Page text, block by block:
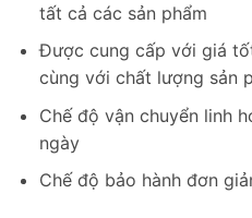
tất cả các sản phẩm
Được cung cấp với giá
cùng với chất lượng sản
Chế độ vận chuyển linh
ngày
Chế độ bảo hành đơn